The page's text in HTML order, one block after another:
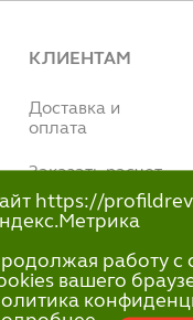
КЛИЕНТАМ
Доставка и
оплата
Заказать расчет
Интернет магазин
(Вытегорское ш.,
+7 (911)-418-40-80
пн-пт 9:00 - 18:00
https://
работу с
вашего